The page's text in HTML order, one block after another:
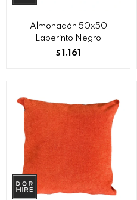
Almohadón 50x50
Laberinto Negro
$ 1.161